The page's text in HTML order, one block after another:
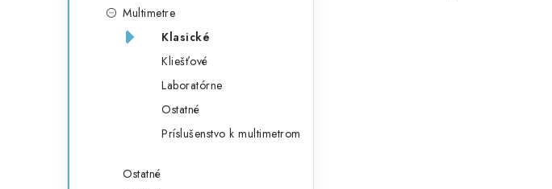
Multimetre
Klasické
Kliešťové
Laboratórne
Ostatné
Príslušenstvo k multimetrom
Ostatné